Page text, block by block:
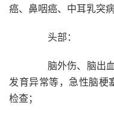
癌、鼻咽癌、中耳乳突
头部：
脑外伤、脑出
发育异常等，急性脑梗
检查；